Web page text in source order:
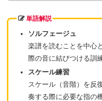
単語解説
ソルフェージュ
楽譜を読むことを中心
際の音に結びつける訓
スケール練習
スケール（音階）を反
奏する際に必要な指の